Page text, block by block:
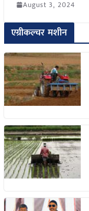
August 3, 2024
एग्रीकल्चर मशीन